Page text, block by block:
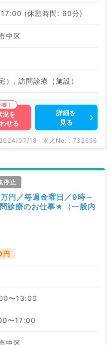
(休憩時間: 60分)
中区
）, 訪問診療（施設）
況を
せる
詳細を
見る
07/18 求人No. : 732656
停止
円／毎週金曜日／9時～
診療のお仕事★（一般内
〜13:00
〜17:00
中区